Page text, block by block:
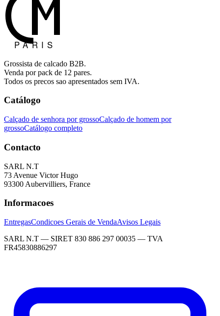
Grossista de calcado B2B.
Venda por pack de 12 pares.
Todos os precos sao apresentados sem IVA.
Catálogo
Calçado de senhora por grossoCalçado de homem por
grossoCatálogo completo
Contacto
SARL N.T
73 Avenue Victor Hugo
93300 Aubervilliers, France
Informacoes
EntregasCondicoes Gerais de VendaAvisos Legais
SARL N.T — SIRET 830 886 297 00035 — TVA
FR45830886297